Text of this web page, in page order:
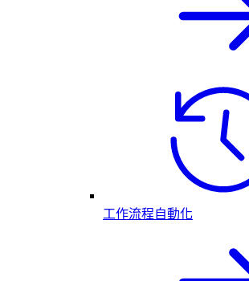
工作流程自動化